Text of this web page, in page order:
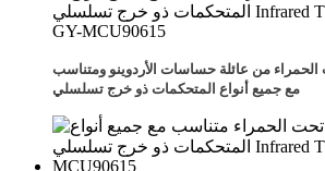
من عائلة حساسات الأردوينو ومتناسب
مع جميع أنواع المتحكمات ذو خرج تسلسلي